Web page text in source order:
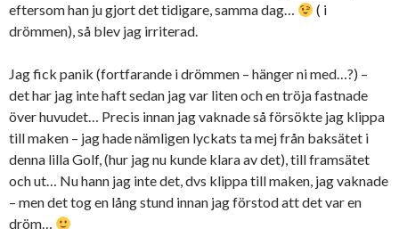
eftersom han ju gjort det tidigare, samma dag…
( i
drömmen), så blev jag irriterad.
Jag fick panik (fortfarande i drömmen – hänger ni med…?) –
det har jag inte haft sedan jag var liten och en tröja fastnade
över huvudet… Precis innan jag vaknade så försökte jag klippa
till maken – jag hade nämligen lyckats ta mej från baksätet i
denna lilla Golf, (hur jag nu kunde klara av det), till framsätet
och ut… Nu hann jag inte det, dvs klippa till maken, jag vaknade
– men det tog en lång stund innan jag förstod att det var en
dröm…